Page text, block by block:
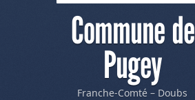
Commune de
Pugey
Franche-Comté – Doubs